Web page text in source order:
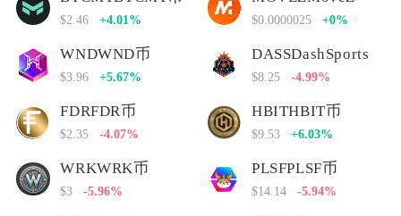
$2.46 +4.01% $0.0000025 +0%
WNDWND币
$3.96 +5.67%
DASSDashSports
$8.25 -4.99%
FDRFDR币
$2.35 -4.07%
HBITHBIT币
$9.53 +6.03%
WRKWRK币
$3 -5.96%
PLSFPLSF币
$14.14 -5.94%